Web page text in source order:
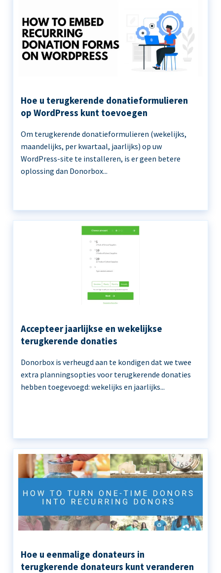
Hoe u terugkerende donatieformulieren
op WordPress kunt toevoegen
Om terugkerende donatieformulieren (wekelijks,
maandelijks, per kwartaal, jaarlijks) op uw
WordPress-site te installeren, is er geen betere
oplossing dan Donorbox...
Accepteer jaarlijkse en wekelijkse
terugkerende donaties
Donorbox is verheugd aan te kondigen dat we twee
extra planningsopties voor terugkerende donaties
hebben toegevoegd: wekelijks en jaarlijks...
Hoe u eenmalige donateurs in
terugkerende donateurs kunt veranderen